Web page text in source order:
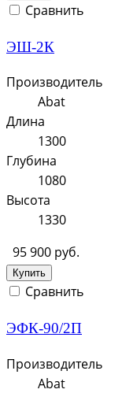
Сравнить
ЭШ-2К
Производитель
Abat
Длина
1300
Глубина
1080
Высота
1330
95 900 руб.
Купить
Сравнить
ЭФК-90/2П
Производитель
Abat